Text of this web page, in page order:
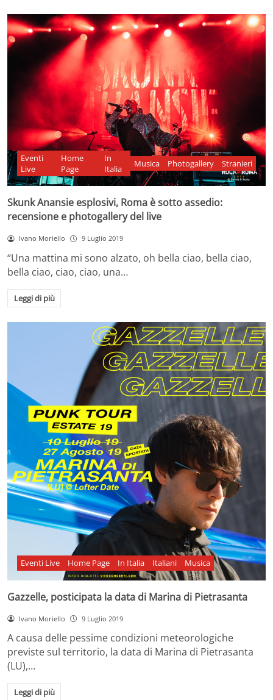
Eventi
Live
Home
Page
In
Italia
Musica Photogallery Stranieri
Skunk Anansie esplosivi, Roma è sotto assedio:
recensione e photogallery del live
Ivano Moriello 9 Luglio 2019
“Una mattina mi sono alzato, oh bella ciao, bella ciao,
bella ciao, ciao, ciao, una…
Leggi di più
Eventi Live Home Page In Italia Italiani Musica
Gazzelle, posticipata la data di Marina di Pietrasanta
Ivano Moriello 9 Luglio 2019
A causa delle pessime condizioni meteorologiche
previste sul territorio, la data di Marina di Pietrasanta
(LU),…
Leggi di più